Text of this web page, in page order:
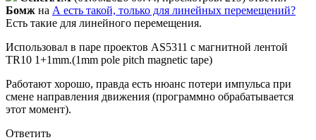
Бoмж на А есть такой, только для линейных перемещений?
Есть такие для линейного перемещения.
Использовал в паре проектов AS5311 с магнитной лентой
TR10 1+1mm.(1mm pole pitch magnetic tape)
Работают хорошо, правда есть нюанс потери импульса при
смене направления движения (программно обрабатывается
этот момент).
Ответить